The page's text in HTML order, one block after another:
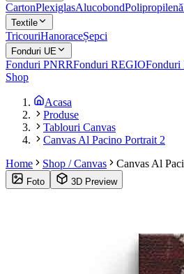
CartonPlexiglasAlucobondPolipropilenă
Textile
TricouriHanoraceȘepci
Fonduri UE
Fonduri PNRRFonduri REGIOFonduri
Shop
Acasa
Produse
Tablouri Canvas
Canvas Al Pacino Portrait 2
Home
Shop / Canvas Canvas Al
Foto 3D Preview